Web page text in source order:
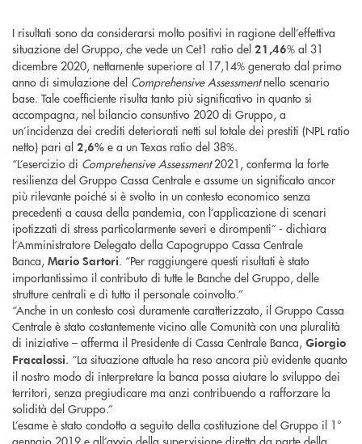
I risultati sono da considerarsi molto positivi in ragione dell’effettiva
situazione del Gruppo, che vede un Cet1 ratio del 21,46% al 31
dicembre 2020, nettamente superiore al 17,14% generato dal primo
anno di simulazione del Comprehensive Assessmentnello scenario
base. Tale coefficiente risulta tanto più significativo in quanto si
accompagna, nel bilancio consuntivo 2020 di Gruppo, a
un’incidenza dei crediti deteriorati netti sul totale dei prestiti (NPL ratio
netto) pari al 2,6% e a un Texas ratio del 38%.
“L’esercizio di Comprehensive Assessment2021, conferma la forte
resilienza del Gruppo Cassa Centrale e assume un significato ancor
più rilevante poiché si è svolto in un contesto economico senza
precedenti a causa della pandemia, con l’applicazione di scenari
ipotizzati di stress particolarmente severi e dirompenti” - dichiara
l’Amministratore Delegato della Capogruppo Cassa Centrale
Banca, Mario Sartori. “Per raggiungere questi risultati è stato
importantissimo il contributo di tutte le Banche del Gruppo, delle
strutture centrali e di tutto il personale coinvolto.”
“Anche in un contesto così duramente caratterizzato, il Gruppo Cassa
Centrale è stato costantemente vicino alle Comunità con una pluralità
di iniziative – afferma il Presidente di Cassa Centrale Banca, Giorgio
Fracalossi. “La situazione attuale ha reso ancora più evidente quanto
il nostro modo di interpretare la banca possa aiutare lo sviluppo dei
territori, senza pregiudicare ma anzi contribuendo a rafforzare la
solidità del Gruppo.”
L’esame è stato condotto a seguito della costituzione del Gruppo il 1°